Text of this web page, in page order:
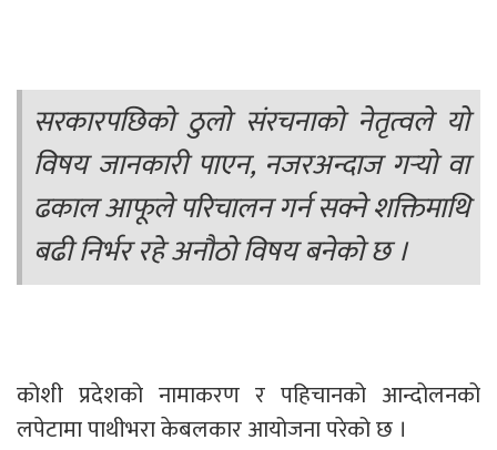
सरकारपछिको ठुलो संरचनाको नेतृत्वले यो
विषय जानकारी पाएन, नजरअन्दाज गर्‍यो वा
ढकाल आफूले परिचालन गर्न सक्ने शक्तिमाथि
बढी निर्भर रहे अनौठो विषय बनेको छ ।
कोशी प्रदेशको नामाकरण र पहिचानको आन्दोलनको
लपेटामा पाथीभरा केबलकार आयोजना परेको छ ।